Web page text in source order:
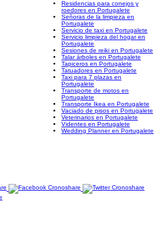
Residencias para conejos y
roedores en Portugalete
Señoras de la limpieza en
Portugalete
Servicio de taxi en Portugalete
Servicio limpieza del hogar en
Portugalete
Sesiones de reiki en Portugalete
Talar árboles en Portugalete
Tapiceros en Portugalete
Tatuadores en Portugalete
Taxi para 7 plazas en
Portugalete
Transporte de motos en
Portugalete
Transporte Ikea en Portugalete
Vaciado de pisos en Portugalete
Veterinarios en Portugalete
Videntes en Portugalete
Wedding Planner en Portugalete